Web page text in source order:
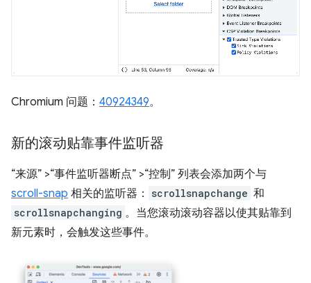
Chromium 问题： 40924349。
新的滚动贴靠事件监听器
“来源” >“事件监听器断点” >“控制” 列表会添加两个与
scroll-snap 相关的监听器： scrollsnapchange 和
scrollsnapchanging 。当您滚动滚动容器以使其贴靠到
新元素时，会触发这些事件。